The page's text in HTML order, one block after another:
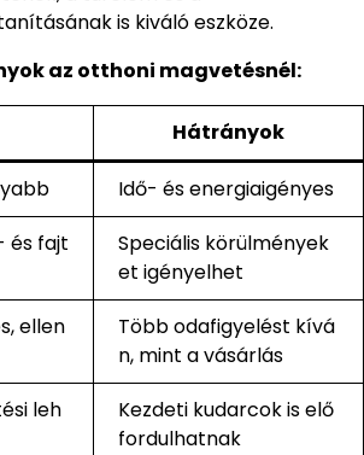
is kiváló eszköze.
az otthoni magvetésnél:
Hátrányok
Idő- és energiaigényes
és fajt
Speciális körülmények
et igényelhet
ellen
Több odafigyelést kívá
n, mint a vásárlás
leh
Kezdeti kudarcok is elő
fordulhatnak